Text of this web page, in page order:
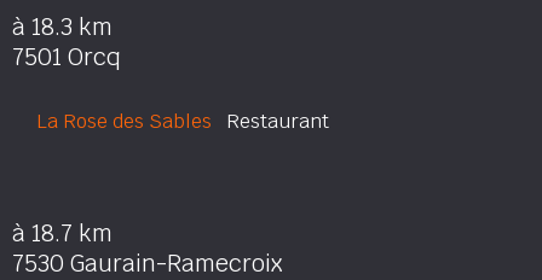
à 18.3 km
7501 Orcq
La Rose des Sables Restaurant
à 18.7 km
7530 Gaurain-Ramecroix